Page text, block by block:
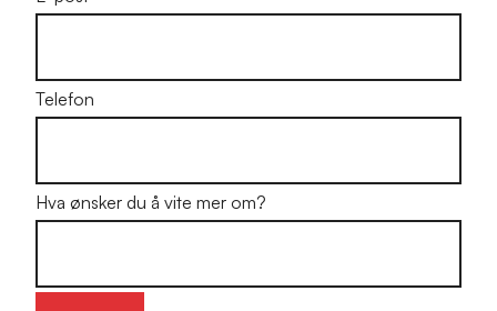
Telefon
Hva ønsker du å vite mer om?